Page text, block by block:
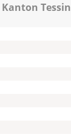
Tessin